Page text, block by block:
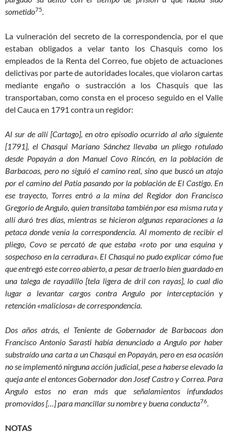
sometido75.
La vulneración del secreto de la correspondencia, por el que
estaban obligados a velar tanto los Chasquis como los
empleados de la Renta del Correo, fue objeto de actuaciones
delictivas por parte de autoridades locales, que violaron cartas
mediante engaño o sustracción a los Chasquis que las
transportaban, como consta en el proceso seguido en el Valle
del Cauca en 1791 contra un regidor:
Al sur de allí [Cartago], en otro episodio ocurrido al año siguiente
[1791], el Chasqui Mariano Sánchez llevaba un pliego rotulado
desde Popayán a don Manuel Covo Rincón, en la población de
Barbacoas, pero no siguió el camino real, sino que buscó un atajo
por el camino del Patía pasando por la población de El Castigo. En
ese trayecto, Torres entró a la mina del Regidor don Francisco
Gregorio de Angulo, quien transitaba también por esa misma ruta y
allí duró tres días, mientras se hicieron algunas reparaciones a la
petaca donde venía la correspondencia. Al momento de recibir el
pliego, Covo se percató de que estaba «roto por una esquina y
sospechoso en la cerradura». El Chasqui no pudo explicar cómo fue
que entregó este correo abierto, a pesar de traerlo bien guardado en
una talega de rayadillo [tela ligera de dril con rayas], lo cual dio
lugar a levantar cargos contra Angulo por interceptación y
retención «maliciosa» de correspondencia.
Dos años atrás, el Teniente de Gobernador de Barbacoas don
Francisco Antonio Sarasti había denunciado a Angulo por haber
substraído una carta a un Chasqui en Popayán, pero en esa ocasión
no se implementó ninguna acción judicial, pese a haberse elevado la
queja ante el entonces Gobernador don Josef Castro y Correa. Para
Angulo estos no eran más que señalamientos infundados
promovidos […] para mancillar su nombre y buena conducta76.
NOTAS